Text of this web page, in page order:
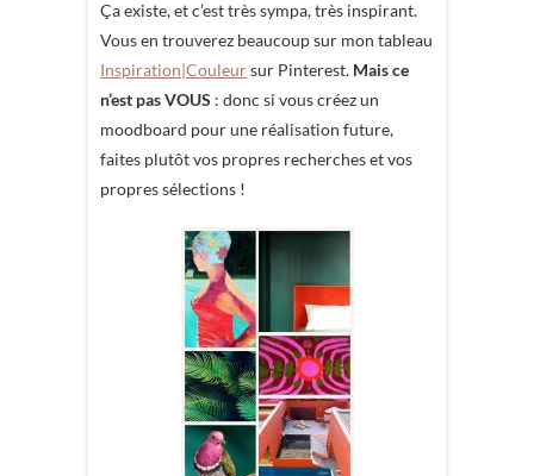
Ça existe, et c’est très sympa, très inspirant.
Vous en trouverez beaucoup sur mon tableau
Inspiration|Couleursur Pinterest. Mais ce
n’est pas VOUS : donc si vous créez un
moodboard pour une réalisation future,
faites plutôt vos propres recherches et vos
propres sélections !